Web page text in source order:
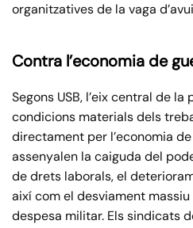
organitzatives de la vaga
Contra l’economia de
Segons USB, l’eix central de
condicions materials dels
directament per l’economia
assenyalen la caiguda del
de drets laborals, el
així com el desviament
despesa militar. Els sindicats